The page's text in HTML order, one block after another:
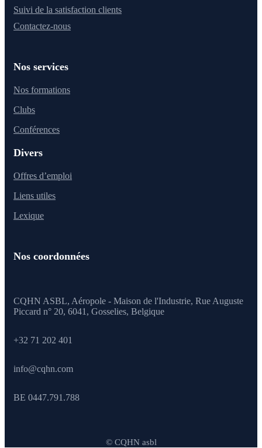
Suivi de la satisfaction clients
Contactez-nous
Nos services
Nos formations
Clubs
Conférences
Divers
Offres d’emploi
Liens utiles
Lexique
Nos coordonnées
CQHN ASBL, Aéropole - Maison de l'Industrie, Rue Auguste
Piccard n° 20, 6041, Gosselies, Belgique
+32 71 202 401
info@cqhn.com
BE 0447.791.788
© CQHN asbl